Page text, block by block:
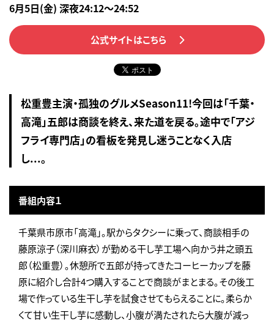
6月5日(金) 深夜24:12～24:52
公式サイトはこちら
松重豊主演・孤独のグルメSeason11!今回は「千葉・
高滝」五郎は商談を終え、来た道を戻る。途中で「アジ
フライ専門店」の看板を発見し迷うことなく入店
し...。
番組内容１
千葉県市原市「高滝」。駅からタクシーに乗って、商談相手の
藤原涼子（深川麻衣）が勤める干し芋工場へ向かう井之頭五
郎（松重豊）。休憩所で五郎が持ってきたコーヒーカップを藤
原に紹介し合計4つ購入することで商談がまとまる。その後工
場で作っている生干し芋を試食させてもらえることに。柔らか
くて甘い生干し芋に感動し、小腹が満たされたら大腹が減っ